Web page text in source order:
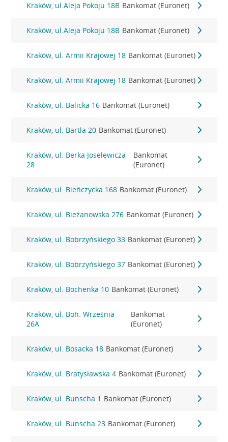
Kraków, ul.Aleja Pokoju 18B Bankomat (Euronet)
Kraków, ul.Aleja Pokoju 18B Bankomat (Euronet)
Kraków, ul. Armii Krajowej 18 Bankomat (Euronet)
Kraków, ul. Armii Krajowej 18 Bankomat (Euronet)
Kraków, ul. Balicka 16 Bankomat (Euronet)
Kraków, ul. Bartla 20 Bankomat (Euronet)
Kraków, ul. Berka Joselewicza
28
Bankomat
(Euronet)
Kraków, ul. Bieńczycka 168 Bankomat (Euronet)
Kraków, ul. Bieżanowska 276 Bankomat (Euronet)
Kraków, ul. Bobrzyńskiego 33 Bankomat (Euronet)
Kraków, ul. Bobrzyńskiego 37 Bankomat (Euronet)
Kraków, ul. Bochenka 10 Bankomat (Euronet)
Kraków, ul. Boh. Września
26A
Bankomat
(Euronet)
Kraków, ul. Bosacka 18 Bankomat (Euronet)
Kraków, ul. Bratysławska 4 Bankomat (Euronet)
Kraków, ul. Bunscha 1 Bankomat (Euronet)
Kraków, ul. Bunscha 23 Bankomat (Euronet)